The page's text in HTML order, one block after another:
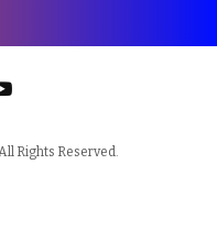
Rights Reserved.